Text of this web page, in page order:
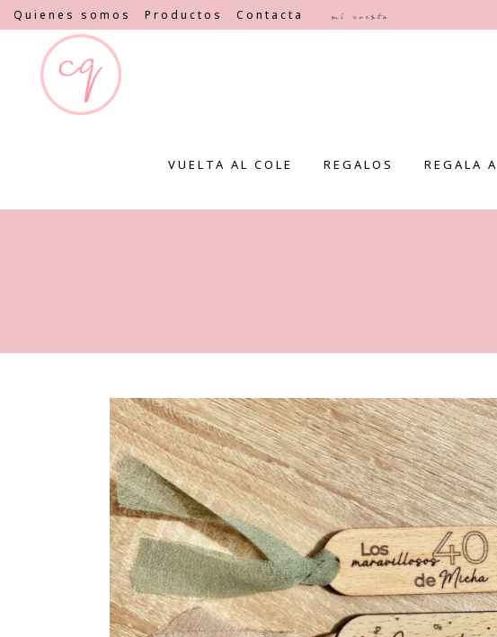
Quienes somos Productos Contacta Mi cuenta
VUELTA AL COLE REGALOS REGALA A